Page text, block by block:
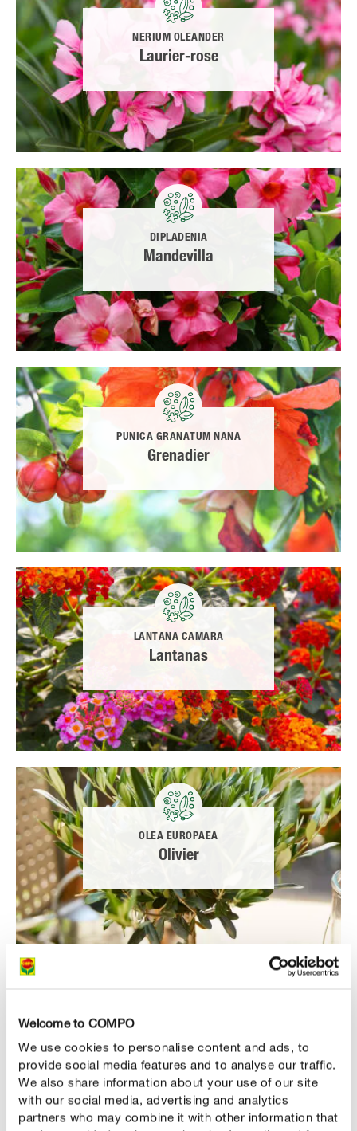
Welcome to COMPO
We use cookies to personalise content and ads, to
provide social media features and to analyse our traffic.
We also share information about your use of our site
with our social media, advertising and analytics
partners who may combine it with other information that
NERIUM OLEANDER
Laurier-rose
DIPLADENIA
Mandevilla
PUNICA GRANATUM NANA
Grenadier
LANTANA CAMARA
Lantanas
OLEA EUROPAEA
Olivier
Citrus